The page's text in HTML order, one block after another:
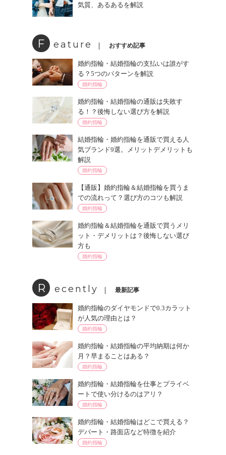
気質、あるあるを解説
F eature おすすめ記事
婚約指輪・結婚指輪の支払いは誰がす
る？5つのパターンを解説
婚約指輪
婚約指輪・結婚指輪の通販は失敗す
る！？後悔しない選び方を解説
婚約指輪
結婚指輪・婚約指輪を通販で買える人
気ブランド9選。メリットデメリットも
解説
婚約指輪
【通販】婚約指輪＆結婚指輪を買うま
での流れって？選び方のコツも解説
婚約指輪
婚約指輪＆結婚指輪を通販で買うメリ
ット・デメリットは？後悔しない選び
方も
婚約指輪
R ecently 最新記事
婚約指輪のダイヤモンドで0.3カラット
が人気の理由とは？
婚約指輪
婚約指輪・結婚指輪の平均納期は何か
月？早まることはある？
婚約指輪
婚約指輪・結婚指輪を仕事とプライベ
ートで使い分けるのはアリ？
婚約指輪
婚約指輪・結婚指輪はどこで買える？
デパート・路面店など特徴を紹介
婚約指輪